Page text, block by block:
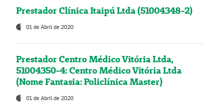
Prestador Clínica Itaipú Ltda (51004348-2)
01 de Abril de 2020
Prestador Centro Médico Vitória Ltda,
51004350-4: Centro Médico Vitória Ltda
(Nome Fantasia: Policlínica Master)
01 de Abril de 2020